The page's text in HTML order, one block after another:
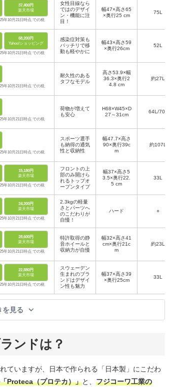
37,400円
楽天市場
年10月21日時点 での税
女性目線なら
ではのデザイ
ン・機能に注
目！
幅47×高さ65
×奥行25 cm
75L
68,200円
Yahoo!ショッピング
年10月21日時点 での税
感染症対策も
バッチリで移
動も軽やかに
幅43×高さ59
×奥行26cm
52L
年10月21日時点 での税
耐久性のある
タフなモデル
高さ53.9×幅
36.3×奥行2
4.8 cm
約27L
年10月21日時点 での税
荷物が増えて
も安心
H68×W45×D
27～31cm
64L/70L
年10月21日時点 での税
スポーツ選手
も納得の通気
性と収納性
幅47.7×高さ
90×奥行39c
m
約107L
15,180円
楽天市場
年10月21日時点 での税
フロントの上
部のみ開けら
れるトップオ
ープンタイプ
幅37×高さ5
3.5×奥行22.
5 cm
33L
24,200円
楽天市場
年10月21日時点 での税
2.3kgの軽量
さとパーツへ
のこだわりが
自慢！
ハード ○
28,600円
楽天市場
年10月21日時点 での税
特許取得の静
音ホイールと
収納力が自慢
幅32×高さ41
cm×奥行21c
m
約23L
22,880円
楽天市場
年10月21日時点 での税
スウェーデン
生まれのブラ
ンドはデザイ
ン性も魅力
幅37×高さ39
×奥行25cm
33L
を見る
ンドは？
ていますが、日本で作られる「日本製」にこだわ
Proteca（プロテカ）」と、 フジコーワ工業の